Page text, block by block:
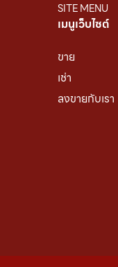
SITE MENU
เมนูเว็บไซต์
ขาย
เช่า
ลงขายกับเรา